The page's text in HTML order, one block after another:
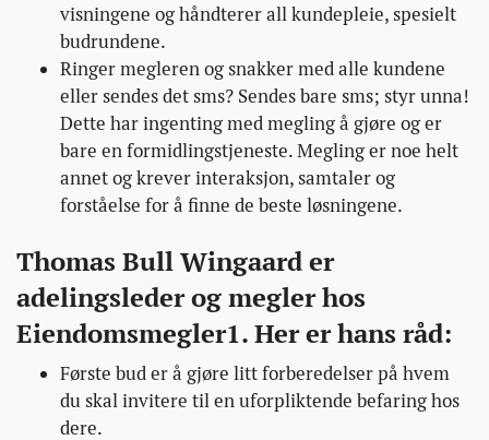
visningene og håndterer all kundepleie, spesielt
budrundene.
Ringer megleren og snakker med alle kundene
eller sendes det sms? Sendes bare sms; styr unna!
Dette har ingenting med megling å gjøre og er
bare en formidlingstjeneste. Megling er noe helt
annet og krever interaksjon, samtaler og
forståelse for å finne de beste løsningene.
Thomas Bull Wingaard er
adelingsleder og megler hos
Eiendomsmegler1. Her er hans råd:
Første bud er å gjøre litt forberedelser på hvem
du skal invitere til en uforpliktende befaring hos
dere.